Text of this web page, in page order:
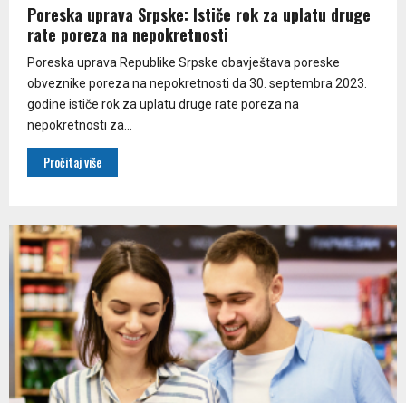
Poreska uprava Srpske: Ističe rok za uplatu druge
rate poreza na nepokretnosti
Poreska uprava Republike Srpske obavještava poreske
obveznike poreza na nepokretnosti da 30. septembra 2023.
godine ističe rok za uplatu druge rate poreza na
nepokretnosti za...
Pročitaj više